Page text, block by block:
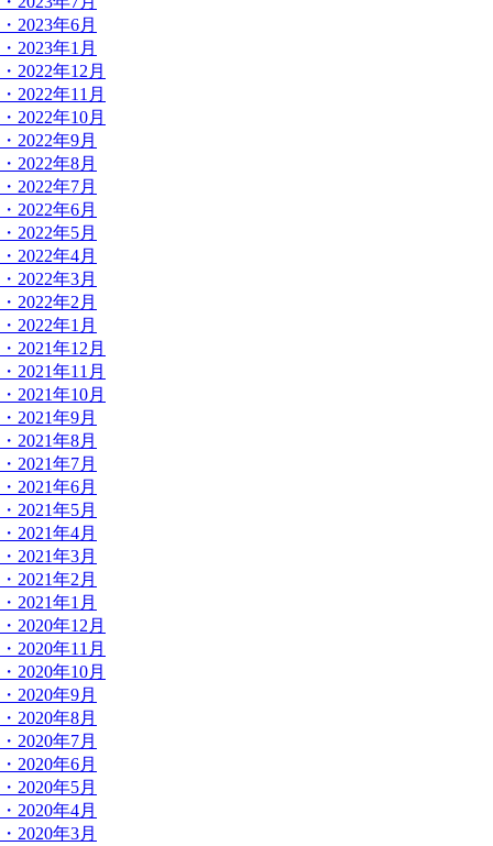
・2023年6月
・2023年1月
・2022年12月
・2022年11月
・2022年10月
・2022年9月
・2022年8月
・2022年7月
・2022年6月
・2022年5月
・2022年4月
・2022年3月
・2022年2月
・2022年1月
・2021年12月
・2021年11月
・2021年10月
・2021年9月
・2021年8月
・2021年7月
・2021年6月
・2021年5月
・2021年4月
・2021年3月
・2021年2月
・2021年1月
・2020年12月
・2020年11月
・2020年10月
・2020年9月
・2020年8月
・2020年7月
・2020年6月
・2020年5月
・2020年4月
・2020年3月